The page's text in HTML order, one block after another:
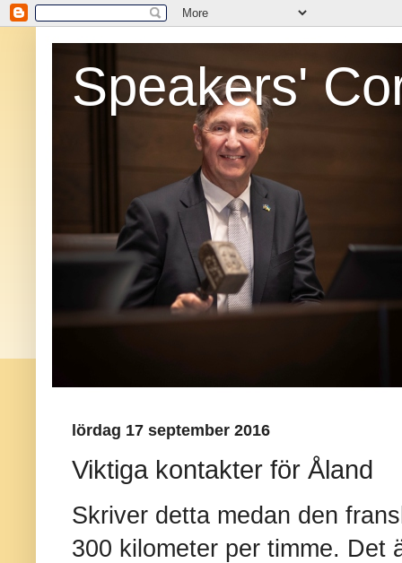
Speakers'
lördag 17 september 2016
Viktiga kontakter för Åland
Skriver detta medan den
300 kilometer per timme. Det